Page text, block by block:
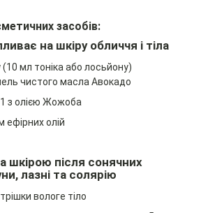
засобів:
на шкіру обличчя і тіла
(10 мл тоніка або лосьйону)
чистого масла Авокадо
1 з олією Жожоба
ефірних олій
шкірою після сонячних
лазні та солярію
вологе тіло